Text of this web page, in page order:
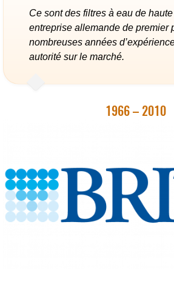
Ce sont des filtres à eau de
entreprise allemande de premier
nombreuses années
autorité sur le marché.
1966 – 2010